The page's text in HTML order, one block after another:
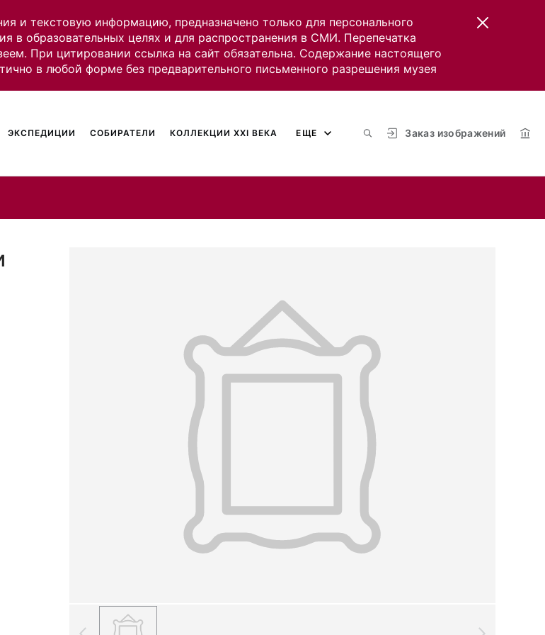
и текстовую информацию, предназначено только для персонального
в образовательных целях и для распространения в СМИ. Перепечатка
При цитировании ссылка на сайт обязательна. Содержание настоящего
в любой форме без предварительного письменного разрешения музея
Заказ изображений
ЭКСПЕДИЦИИ СОБИРАТЕЛИ КОЛЛЕКЦИИ XXI ВЕКА ЕЩЕ